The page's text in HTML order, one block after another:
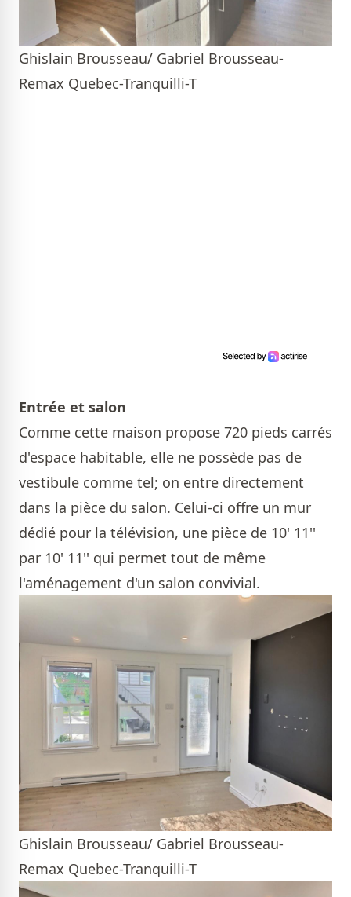
Ghislain Brousseau/ Gabriel Brousseau-
Remax Quebec-Tranquilli-T
Entrée et salon
Comme cette maison propose 720 pieds carrés
d'espace habitable, elle ne possède pas de
vestibule comme tel; on entre directement
dans la pièce du salon. Celui-ci offre un mur
dédié pour la télévision, une pièce de 10' 11''
par 10' 11'' qui permet tout de même
l'aménagement d'un salon convivial.
Ghislain Brousseau/ Gabriel Brousseau-
Remax Quebec-Tranquilli-T